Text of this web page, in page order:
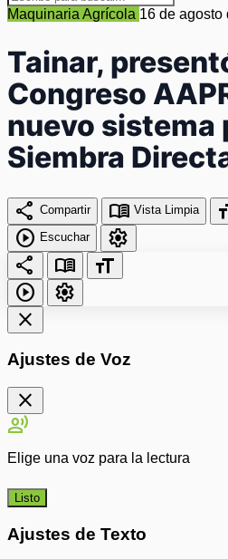
Maquinaria Agrícola 16 de agosto
Tainar,
Congreso
nuevo sistema
Siembra
share Compartir menu_book Vista Limpia
play_circle Escuchar
settings
share
menu_book
format_size
play_circle
settings
close
Ajustes de Voz
close
record_voice_over
Elige una voz para la lectura
Listo
Ajustes de Texto